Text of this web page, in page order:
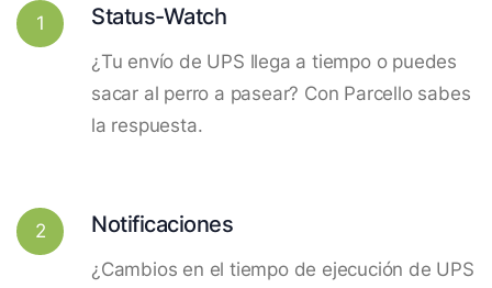
1 Status-Watch
¿Tu envío de UPS llega a tiempo o puedes
sacar al perro a pasear? Con Parcello sabes
la respuesta.
2 Notificaciones
¿Cambios en el tiempo de ejecución de UPS